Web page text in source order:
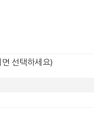
선택하세요)